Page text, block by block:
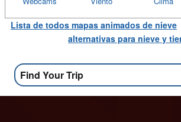
Lista de todos mapas animados de nieve
alternativas para nieve y
Find Your Trip